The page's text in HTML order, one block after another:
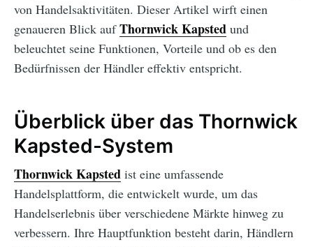
von Handelsaktivitäten. Dieser Artikel wirft einen
genaueren Blick aufThornwick Kapsted und
beleuchtet seine Funktionen, Vorteile und ob es den
Bedürfnissen der Händler effektiv entspricht.
Überblick über das Thornwick
Kapsted-System
Thornwick Kapsted ist eine umfassende
Handelsplattform, die entwickelt wurde, um das
Handelserlebnis über verschiedene Märkte hinweg zu
verbessern. Ihre Hauptfunktion besteht darin, Händlern